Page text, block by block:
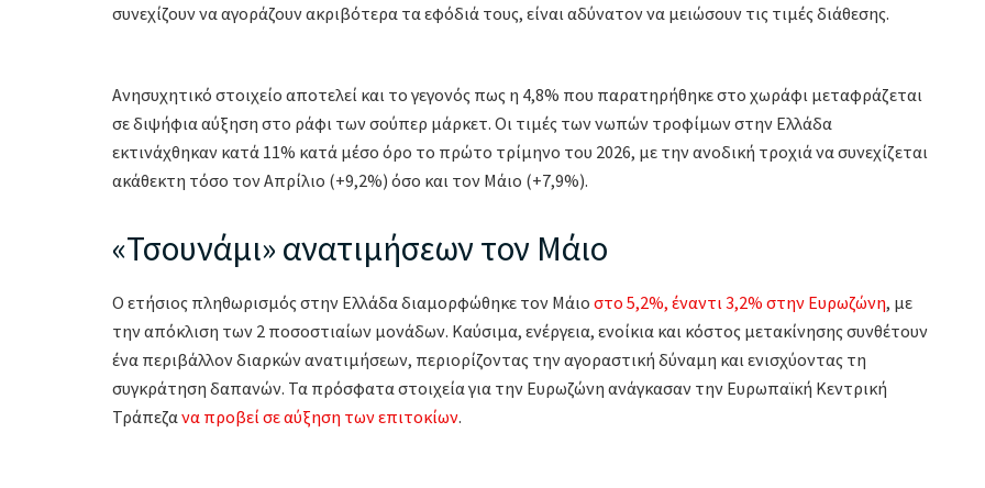
συνεχίζουν να αγοράζουν ακριβότερα τα εφόδιά τους, είναι αδύνατον να μειώσουν τις τιμές διάθεσης.
Ανησυχητικό στοιχείο αποτελεί και το γεγονός πως η 4,8% που παρατηρήθηκε στο χωράφι μεταφράζεται
σε διψήφια αύξηση στο ράφι των σούπερ μάρκετ. Οι τιμές των νωπών τροφίμων στην Ελλάδα
εκτινάχθηκαν κατά 11% κατά μέσο όρο το πρώτο τρίμηνο του 2026, με την ανοδική τροχιά να συνεχίζεται
ακάθεκτη τόσο τον Απρίλιο (+9,2%) όσο και τον Μάιο (+7,9%).
«Τσουνάμι» ανατιμήσεων τον Μάιο
Ο ετήσιος πληθωρισμός στην Ελλάδα διαμορφώθηκε τον Μάιο στο 5,2%, έναντι 3,2% στην Ευρωζώνη, με
την απόκλιση των 2 ποσοστιαίων μονάδων. Καύσιμα, ενέργεια, ενοίκια και κόστος μετακίνησης συνθέτουν
ένα περιβάλλον διαρκών ανατιμήσεων, περιορίζοντας την αγοραστική δύναμη και ενισχύοντας τη
συγκράτηση δαπανών. Τα πρόσφατα στοιχεία για την Ευρωζώνη ανάγκασαν την Ευρωπαϊκή Κεντρική
Τράπεζανα προβεί σε αύξηση των επιτοκίων.